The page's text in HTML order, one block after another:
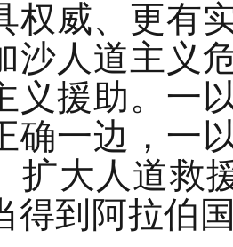
权威、更有
沙人道主义
义援助。一
确一边，一
扩大人道救
得到阿拉伯